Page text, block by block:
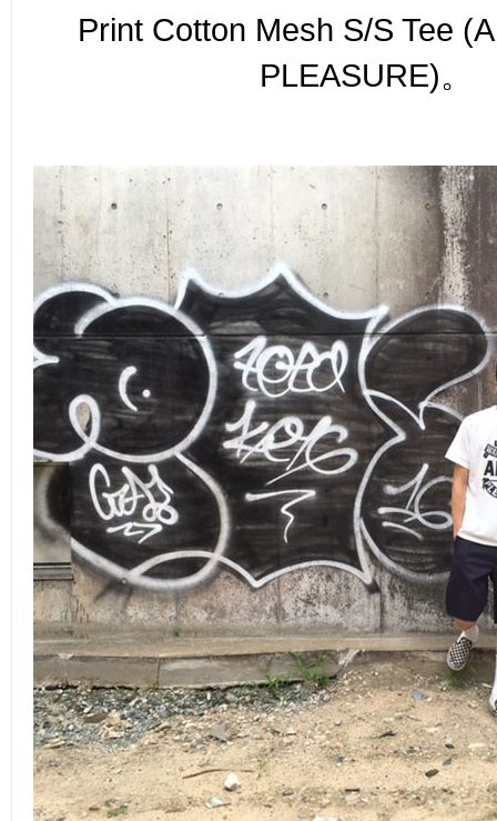
Print Cotton Mesh S/S Tee
PLEASURE)。